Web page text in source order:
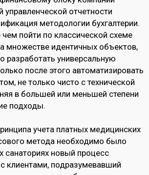
управленческой отчетности
методологии бухгалтерии.
пойти по классической схеме
множестве идентичных объектов,
разработать универсальную
после этого автоматизировать
не только чисто с технической
в большей или меньшей степени
подходы.
учета платных медицинских
метода необходимо было
санаториях новый процесс
клиентами, подразумевавший